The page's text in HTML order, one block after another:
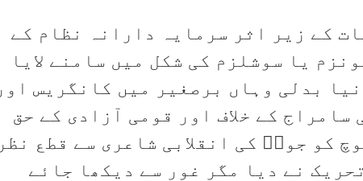
کے زیر اثر سرمایہ دارانہ نظام کے
یا سوشلزم کی شکل میں سامنے لایا
بدلی وہاں برصغیر میں کانگریس اور
سامراج کے خلاف اور قومی آزادی کے حق
کو جوشؔ کی انقلابی شاعری سے قطع نظر
نے دیا مگر غور سے دیکھا جائے